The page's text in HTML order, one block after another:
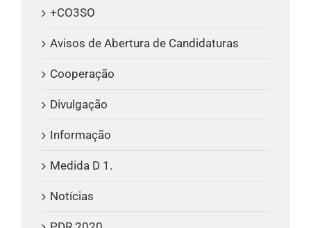
+CO3SO
Avisos de Abertura de Candidaturas
Cooperação
Divulgação
Informação
Medida D 1.
Notícias